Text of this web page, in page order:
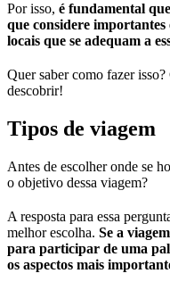
Por isso, é fundamental
que considere
locais que se adequam a
Quer saber como fazer
descobrir!
Tipos de viagem
Antes de escolher onde se
o objetivo dessa viagem?
A resposta para essa
melhor escolha. Se a
para participar de uma
os aspectos mais